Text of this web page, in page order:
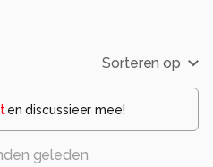
Sorteren op
en discussieer mee!
geleden